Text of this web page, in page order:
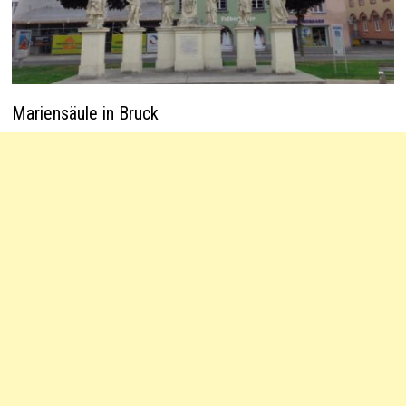
Mariensäule in Bruck